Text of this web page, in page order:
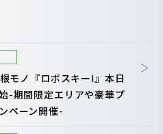
モノ『ロボスキーI』本日
-期間限定エリアや豪華プ
ペーン開催-